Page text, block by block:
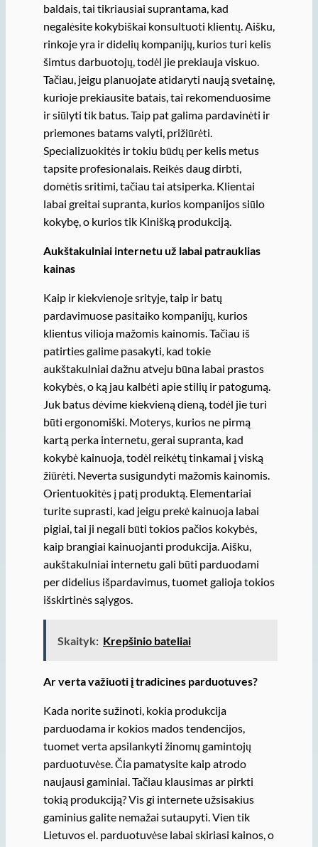
baldais, tai tikriausiai suprantama, kad
negalėsite kokybiškai konsultuoti klientų. Aišku,
rinkoje yra ir didelių kompanijų, kurios turi kelis
šimtus darbuotojų, todėl jie prekiauja viskuo.
Tačiau, jeigu planuojate atidaryti naują svetainę,
kurioje prekiausite batais, tai rekomenduosime
ir siūlyti tik batus. Taip pat galima pardavinėti ir
priemones batams valyti, prižiūrėti.
Specializuokitės ir tokiu būdų per kelis metus
tapsite profesionalais. Reikės daug dirbti,
domėtis sritimi, tačiau tai atsiperka. Klientai
labai greitai supranta, kurios kompanijos siūlo
kokybę, o kurios tik Kinišką produkciją.
Aukštakulniai internetu už labai patrauklias
kainas
Kaip ir kiekvienoje srityje, taip ir batų
pardavimuose pasitaiko kompanijų, kurios
klientus vilioja mažomis kainomis. Tačiau iš
patirties galime pasakyti, kad tokie
aukštakulniai dažnu atveju būna labai prastos
kokybės, o ką jau kalbėti apie stilių ir patogumą.
Juk batus dėvime kiekvieną dieną, todėl jie turi
būti ergonomiški. Moterys, kurios ne pirmą
kartą perka internetu, gerai supranta, kad
kokybė kainuoja, todėl reikėtų tinkamai į viską
žiūrėti. Neverta susigundyti mažomis kainomis.
Orientuokitės į patį produktą. Elementariai
turite suprasti, kad jeigu prekė kainuoja labai
pigiai, tai ji negali būti tokios pačios kokybės,
kaip brangiai kainuojanti produkcija. Aišku,
aukštakulniai internetu gali būti parduodami
per didelius išpardavimus, tuomet galioja tokios
išskirtinės sąlygos.
Skaityk: Krepšinio bateliai
Ar verta važiuoti į tradicines parduotuves?
Kada norite sužinoti, kokia produkcija
parduodama ir kokios mados tendencijos,
tuomet verta apsilankyti žinomų gamintojų
parduotuvėse. Čia pamatysite kaip atrodo
naujausi gaminiai. Tačiau klausimas ar pirkti
tokią produkciją? Vis gi internete užsisakius
gaminius galite nemažai sutaupyti. Vien tik
Lietuvos el. parduotuvėse labai skiriasi kainos, o